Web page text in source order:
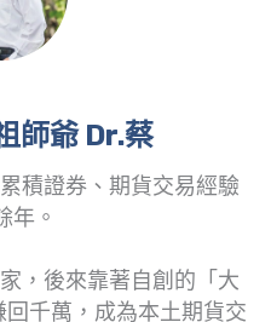
師爺 Dr.蔡
積證券、期貨交易經驗
年。
，後來靠著自創的「大
千萬，成為本土期貨交